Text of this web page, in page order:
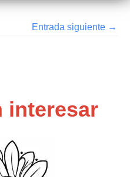
Entrada siguiente →
interesar